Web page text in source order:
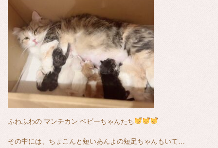
ふわふわの マンチカン ベビーちゃんたち
その中には、ちょこんと短いあんよの短足ちゃんもいて…